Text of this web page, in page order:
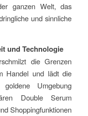
ganzen Welt, das
und sinnliche
und Technologie
die Grenzen
Handel und lädt die
Umgebung
Double Serum
Shoppingfunktionen